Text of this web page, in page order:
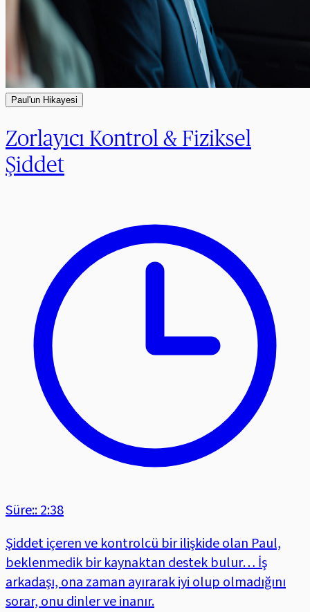
Paul'un Hikayesi
Zorlayıcı Kontrol & Fiziksel
Şiddet
Süre:: 2:38
Şiddet içeren ve kontrolcü bir ilişkide olan Paul,
beklenmedik bir kaynaktan destek bulur… İş
arkadaşı, ona zaman ayırarak iyi olup olmadığını
sorar, onu dinler ve inanır.